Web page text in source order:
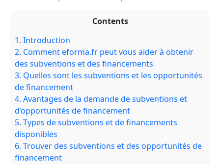
Contents
1. Introduction
2. Comment eforma.fr peut vous aider à obtenir
des subventions et des financements
3. Quelles sont les subventions et les opportunités
de financement
4. Avantages de la demande de subventions et
d’opportunités de financement
5. Types de subventions et de financements
disponibles
6. Trouver des subventions et des opportunités de
financement